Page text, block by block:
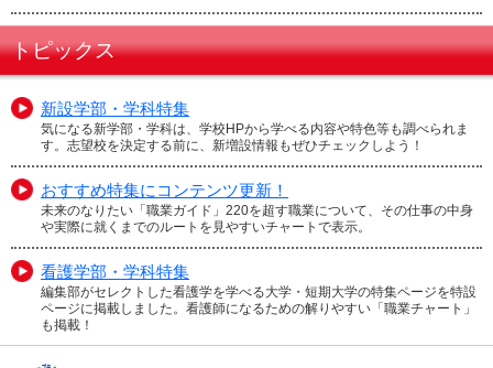
トピックス
新設学部・学科特集
気になる新学部・学科は、学校HPから学べる内容や特色等も調べられま
す。志望校を決定する前に、新増設情報もぜひチェックしよう！
おすすめ特集にコンテンツ更新！
未来のなりたい「職業ガイド」220を超す職業について、その仕事の中身
や実際に就くまでのルートを見やすいチャートで表示。
看護学部・学科特集
編集部がセレクトした看護学を学べる大学・短期大学の特集ページを特設
ページに掲載しました。看護師になるための解りやすい「職業チャート」
も掲載！